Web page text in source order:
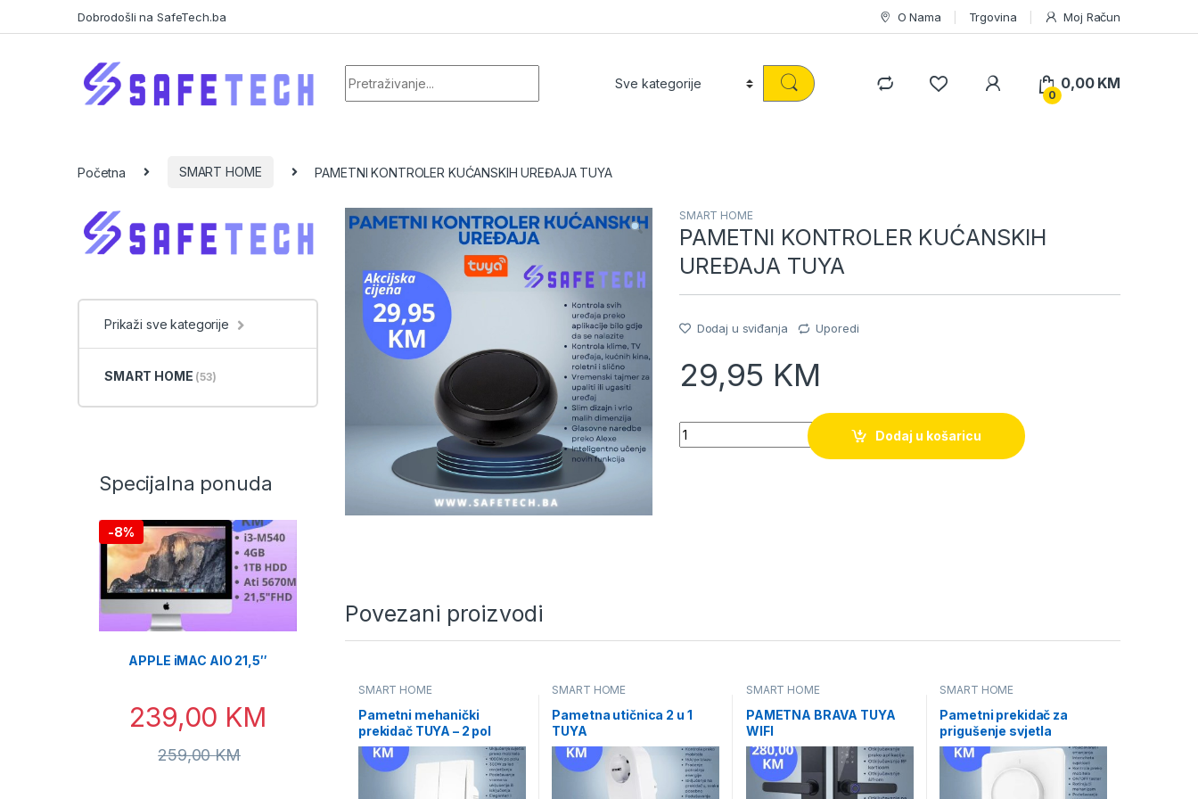
Dobrodošli na SafeTech.ba O Nama Trgovina Moj Račun
0
0,00 KM
Početna SMART HOME PAMETNI KONTROLER KUĆANSKIH UREĐAJA TUYA
SMART HOME
PAMETNI KONTROLER KUĆANSKIH
UREĐAJA TUYA
Dodaj u sviđanja Uporedi
29,95 KM
Quantity
Dodaj u košaricu
Povezani proizvodi
SMART HOME
Pametni mehanički
prekidač TUYA – 2 pol
SMART HOME
Pametna utičnica 2 u 1
TUYA
SMART HOME
PAMETNA BRAVA TUYA
WIFI
SMART HOME
Pametni prekidač za
prigušenje svjetla
rotirajući TUYA
Prikaži sve kategorije
SMART HOME (53)
Specijalna ponuda
-8%
APPLE iMAC AIO 21,5″
239,00 KM
259,00KM